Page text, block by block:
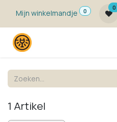
Mijn winkelmandje
0
0
1 Artikel